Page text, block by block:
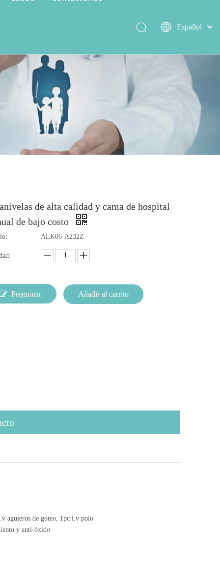
Serie de encer salvaje
Capacidad de producción
Español
简体中文
English
de alta calidad y cama de hospital
de bajo costo
ALK06-A232Z
Preguntar Añadir al carrito
agujeros de goteo, 1pc i.v polo
y anti-óxido